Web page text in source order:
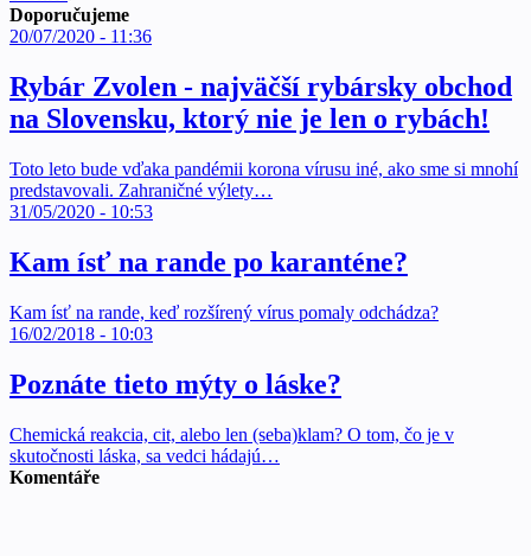
Doporučujeme
20/07/2020 - 11:36
Rybár Zvolen - najväčší rybársky obchod
na Slovensku, ktorý nie je len o rybách!
Toto leto bude vďaka pandémii korona vírusu iné, ako sme si mnohí
predstavovali. Zahraničné výlety…
31/05/2020 - 10:53
Kam ísť na rande po karanténe?
Kam ísť na rande, keď rozšírený vírus pomaly odchádza?
16/02/2018 - 10:03
Poznáte tieto mýty o láske?
Chemická reakcia, cit, alebo len (seba)klam? O tom, čo je v
skutočnosti láska, sa vedci hádajú…
Komentáře